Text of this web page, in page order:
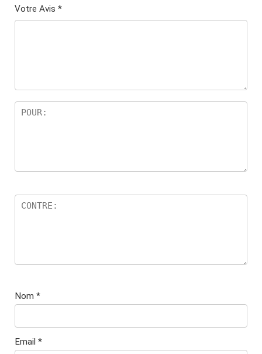
Votre Avis *
Nom *
Email *